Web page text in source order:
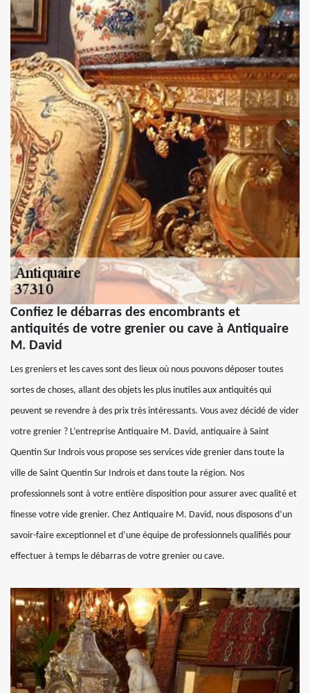
Confiez le débarras des encombrants et
antiquités de votre grenier ou cave à Antiquaire
M. David
Les greniers et les caves sont des lieux où nous pouvons déposer toutes
sortes de choses, allant des objets les plus inutiles aux antiquités qui
peuvent se revendre à des prix très intéressants. Vous avez décidé de vider
votre grenier ? L’entreprise Antiquaire M. David, antiquaire à Saint
Quentin Sur Indrois vous propose ses services vide grenier dans toute la
ville de Saint Quentin Sur Indrois et dans toute la région. Nos
professionnels sont à votre entière disposition pour assurer avec qualité et
finesse votre vide grenier. Chez Antiquaire M. David, nous disposons d’un
savoir-faire exceptionnel et d’une équipe de professionnels qualifiés pour
effectuer à temps le débarras de votre grenier ou cave.